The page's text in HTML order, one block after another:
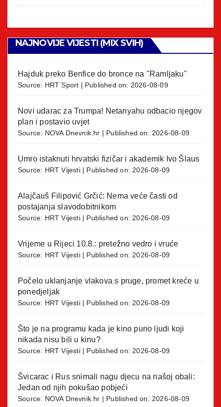
NAJNOVIJE VIJESTI (MIX SVIH)
Hajduk preko Benfice do bronce na "Ramljaku"
Source: HRT Sport Published on: 2026-08-09
Novi udarac za Trumpa! Netanyahu odbacio njegov
plan i postavio uvjet
Source: NOVA Dnevnik.hr Published on: 2026-08-09
Umro istaknuti hrvatski fizičar i akademik Ivo Šlaus
Source: HRT Vijesti Published on: 2026-08-09
Alajčauš Filipović Grčić: Nema veće časti od
postajanja slavodobitnikom
Source: HRT Vijesti Published on: 2026-08-09
Vrijeme u Rijeci 10.8.: pretežno vedro i vruće
Source: HRT Vijesti Published on: 2026-08-09
Počelo uklanjanje vlakova s pruge, promet kreće u
ponedjeljak
Source: HRT Vijesti Published on: 2026-08-09
Što je na programu kada je kino puno ljudi koji
nikada nisu bili u kinu?
Source: HRT Vijesti Published on: 2026-08-09
Švicarac i Rus snimali nagu djecu na našoj obali:
Jedan od njih pokušao pobjeći
Source: NOVA Dnevnik.hr Published on: 2026-08-09